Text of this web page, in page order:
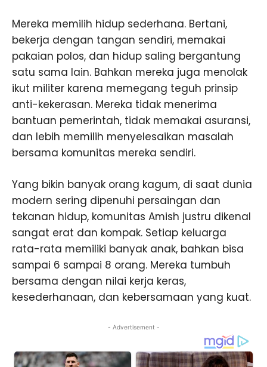
Mereka memilih hidup sederhana. Bertani,
bekerja dengan tangan sendiri, memakai
pakaian polos, dan hidup saling bergantung
satu sama lain. Bahkan mereka juga menolak
ikut militer karena memegang teguh prinsip
anti-kekerasan. Mereka tidak menerima
bantuan pemerintah, tidak memakai asuransi,
dan lebih memilih menyelesaikan masalah
bersama komunitas mereka sendiri.
Yang bikin banyak orang kagum, di saat dunia
modern sering dipenuhi persaingan dan
tekanan hidup, komunitas Amish justru dikenal
sangat erat dan kompak. Setiap keluarga
rata-rata memiliki banyak anak, bahkan bisa
sampai 6 sampai 8 orang. Mereka tumbuh
bersama dengan nilai kerja keras,
kesederhanaan, dan kebersamaan yang kuat.
- Advertisement -